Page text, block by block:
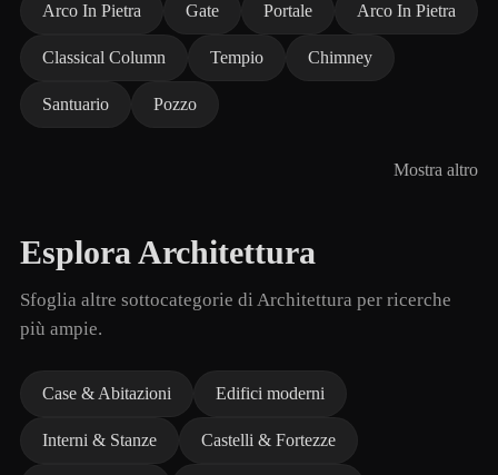
Arco In Pietra Gate Portale Arco In Pietra
Classical Column Tempio Chimney
Santuario Pozzo
Mostra altro
Esplora Architettura
Sfoglia altre sottocategorie di Architettura per ricerche
più ampie.
Case & Abitazioni Edifici moderni
Interni & Stanze Castelli & Fortezze